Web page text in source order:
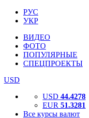
РУС
УКР
ВИДЕО
ФОТО
ПОПУЛЯРНЫЕ
СПЕЦПРОЕКТЫ
USD
USD 44.4278
EUR 51.3281
Все курсы валют